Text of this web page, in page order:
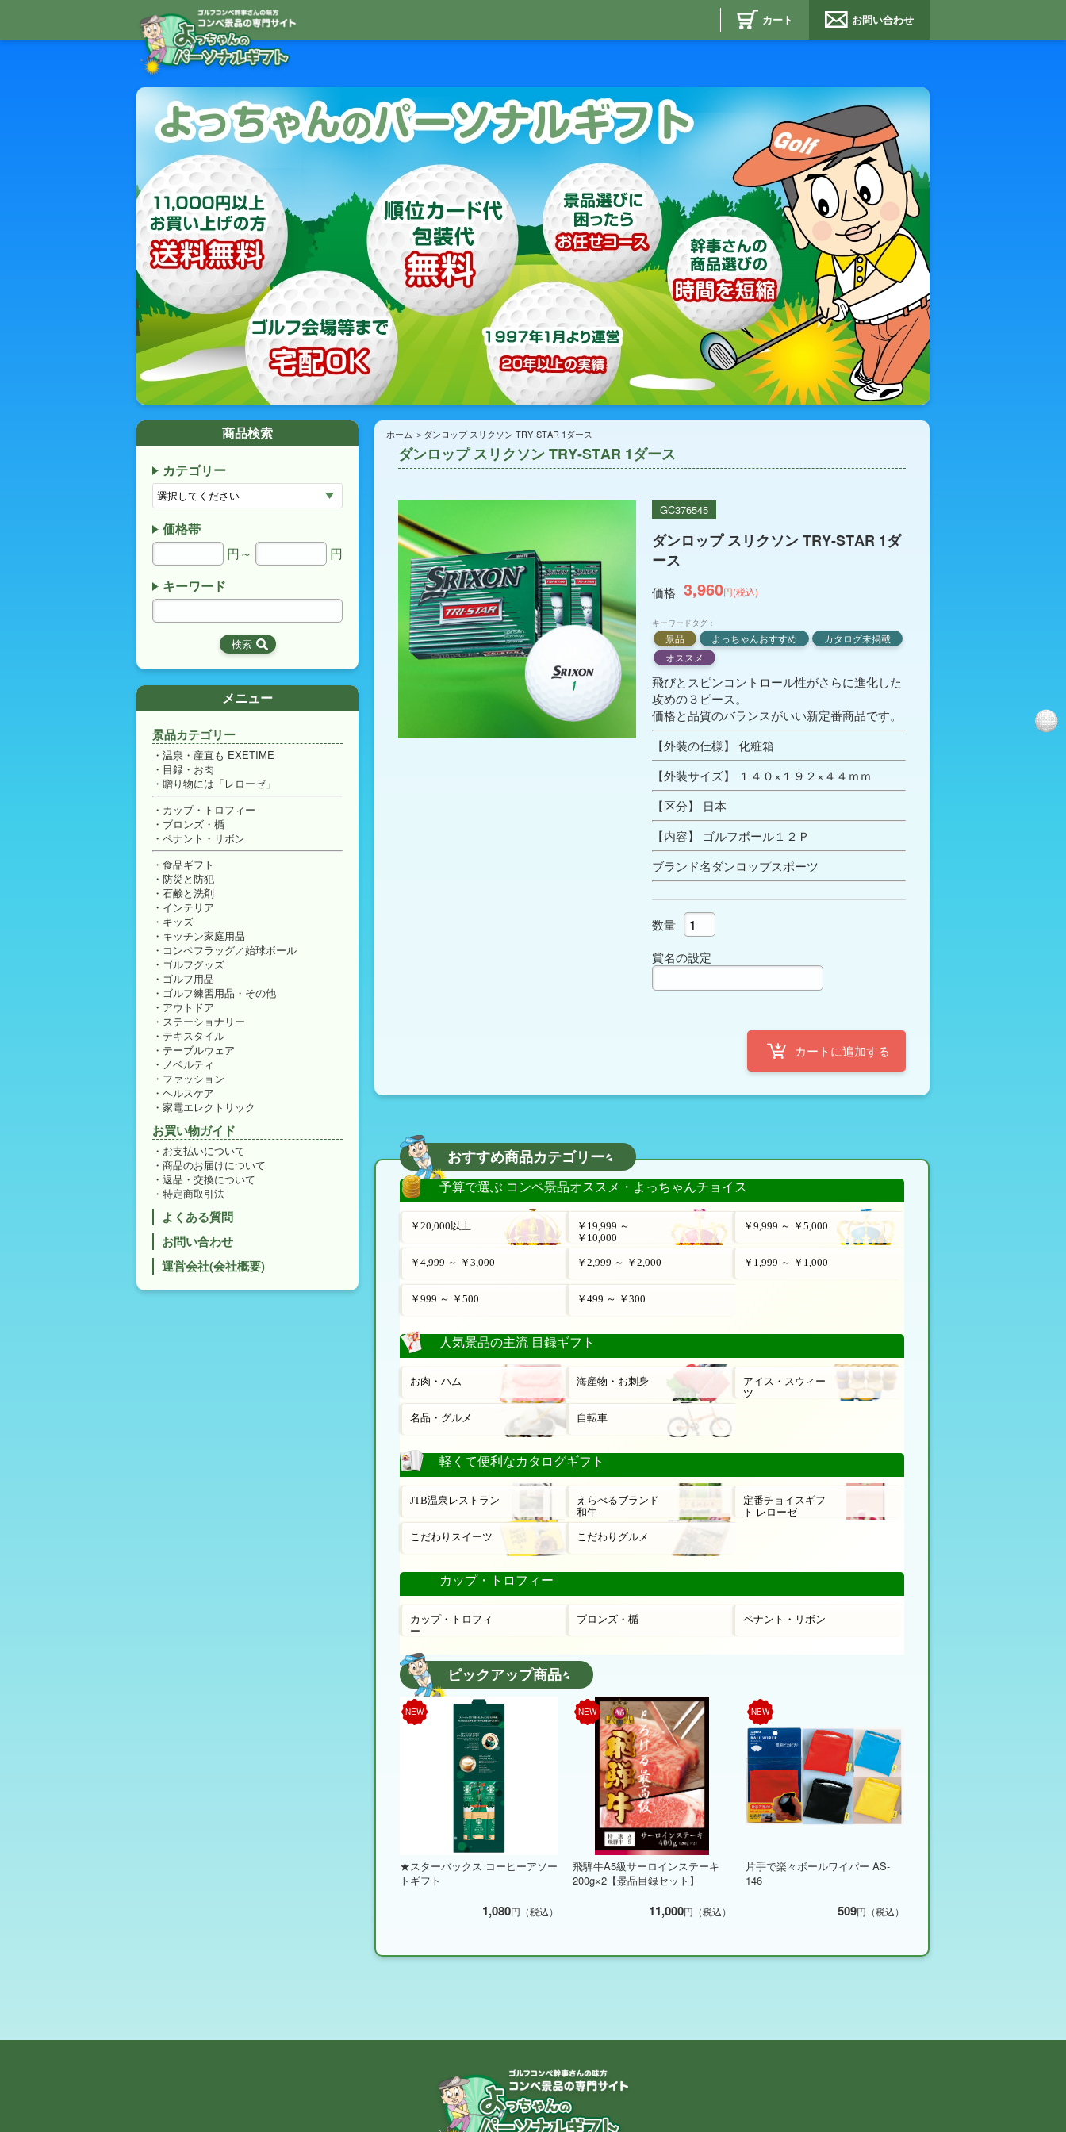
カート お問い合わせ
ダンロップ スリクソン TRY-STAR 1ダース
ホーム ダンロップ スリクソン TRY-STAR 1ダース
GC376545
ダンロップ スリクソン TRY-STAR 1ダ
ース
価格 3,960円(税込)
キーワードタグ：
景品 よっちゃんおすすめ
カタログ未掲載
オススメ
飛びとスピンコントロール性がさらに進化した
攻めの３ピース。
価格と品質のバランスがいい新定番商品です。
【外装の仕様】 化粧箱
【外装サイズ】 １４０×１９２×４４ｍｍ
【区分】 日本
【内容】 ゴルフボール１２Ｐ
ブランド名ダンロップスポーツ
数量
賞名の設定
おすすめ商品カテゴリー
予算で選ぶ コンペ景品オススメ・よっちゃんチョイス
￥20,000以上
￥19,999 ～
￥10,000
￥9,999 ～ ￥5,000
￥4,999 ～ ￥3,000 ￥2,999 ～ ￥2,000 ￥1,999 ～ ￥1,000
￥999 ～ ￥500 ￥499 ～ ￥300
人気景品の主流 目録ギフト
お肉・ハム 海産物・お刺身
アイス・スウィー
ツ
名品・グルメ 自転車
軽くて便利なカタログギフト
JTB温泉レストラン
えらべるブランド
和牛
定番チョイスギフ
ト レローゼ
こだわりスイーツ こだわりグルメ
カップ・トロフィー
カップ・トロフィ
ー
ブロンズ・楯 ペナント・リボン
ピックアップ商品
NEW
★スターバックス コーヒーアソー
トギフト
1,080円（税込）
NEW
飛騨牛A5級サーロインステーキ
200g×2【景品目録セット】
11,000円（税込）
NEW
片手で楽々ボールワイパー AS-
146
509円（税込）
商品検索
カテゴリー
価格帯
円～
円
キーワード
メニュー
景品カテゴリー
温泉・産直も EXETIME
目録・お肉
贈り物には「レローゼ」
カップ・トロフィー
ブロンズ・楯
ペナント・リボン
食品ギフト
防災と防犯
石鹸と洗剤
インテリア
キッズ
キッチン家庭用品
コンペフラッグ／始球ボール
ゴルフグッズ
ゴルフ用品
ゴルフ練習用品・その他
アウトドア
ステーショナリー
テキスタイル
テーブルウェア
ノベルティ
ファッション
ヘルスケア
家電エレクトリック
お買い物ガイド
お支払いについて
商品のお届けについて
返品・交換について
特定商取引法
よくある質問
お問い合わせ
運営会社(会社概要)